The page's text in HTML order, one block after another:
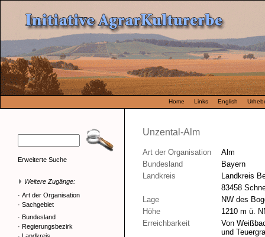
Home Links English
Erweiterte Suche
Weitere Zugänge:
· Art der Organisation
· Sachgebiet
· Bundesland
· Regierungsbezirk
Unzental-Alm
Art der Organisation
Alm
Bundesland
Bayern
Landkreis
Landkreis
83458
Lage
NW des
Höhe
1210 m ü.
Erreichbarkeit
Von
und